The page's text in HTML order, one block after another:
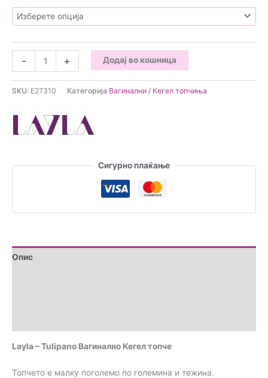
-
-
Tulipano
Вагиналнo
топчe
количина
+ Додај во кошница
SKU: E27310 Категорија Вагинални / Кегел топчиња
Сигурно плаќање
Опис
Layla – Tulipano Вагиналнo Кегел топчe
Топчето е малку поголемо по големина и тежина.